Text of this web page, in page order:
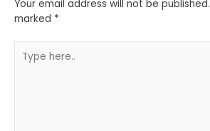
Your email address will not be published.
marked *
here..